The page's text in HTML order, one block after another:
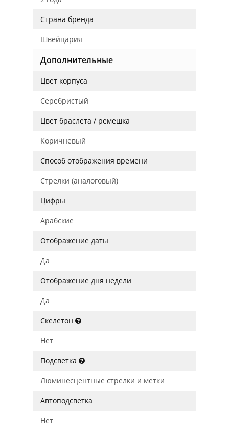
Страна бренда
Швейцария
Дополнительные
Цвет корпуса
Серебристый
Цвет браслета / ремешка
Коричневый
Способ отображения времени
Стрелки (аналоговый)
Цифры
Арабские
Отображение даты
Да
Отображение дня недели
Да
Скелетон
Нет
Подсветка
Люминесцентные стрелки и метки
Автоподсветка
Нет